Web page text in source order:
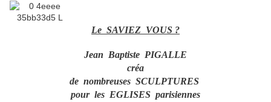
Le SAVIEZ VOUS ?
Jean Baptiste PIGALLE
créa
de nombreuses SCULPTURES
pour les EGLISES parisiennes